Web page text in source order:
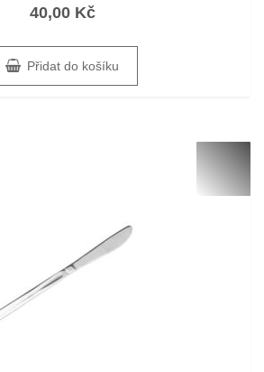
5
40,00 Kč
Přidat do košíku